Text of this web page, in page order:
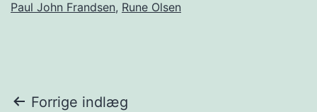
Paul John Frandsen, Rune Olsen
Indlægsnavigation
Forrige indlæg